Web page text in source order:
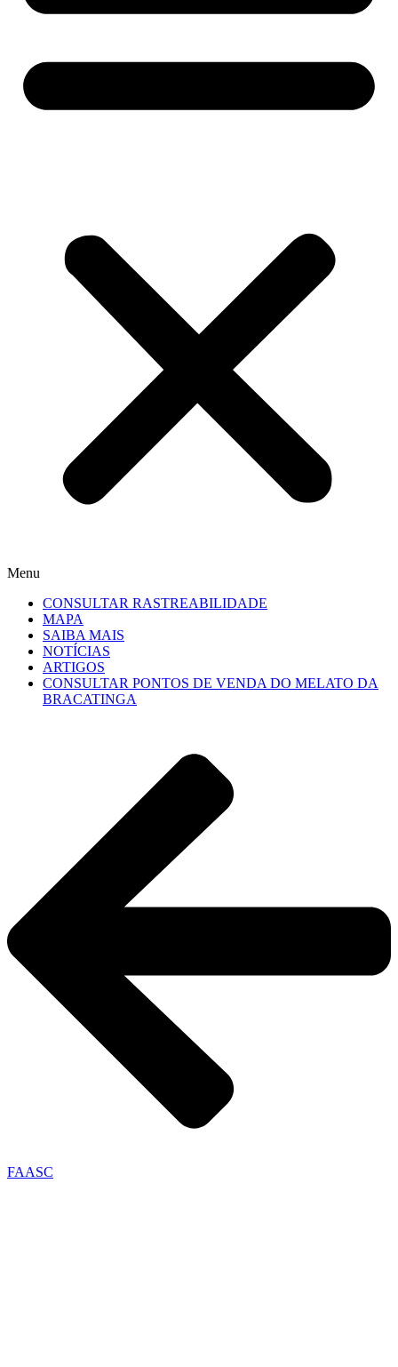
Menu
CONSULTAR RASTREABILIDADE
MAPA
SAIBA MAIS
NOTÍCIAS
ARTIGOS
CONSULTAR PONTOS DE VENDA DO MELATO DA
BRACATINGA
FAASC